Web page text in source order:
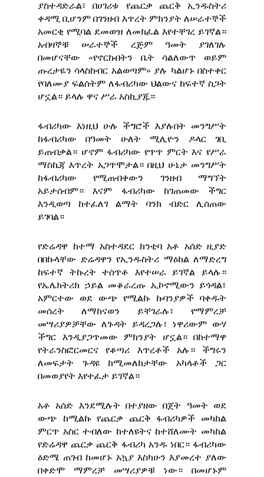
ያስተዳድራል፣ በሀገሪቱ የጨርቃ ጨርቅ ኢንዱስትሪ
ቀዳሚ ቢሆንም በገንዘብ እጥረት ምክንያት ለሠራተኞች
አመርቂ የሚባል ደመወዝ ለመክፈል እየተቸገረ ይገኛል።
አብዛኞቹ ሠራተኞች ረጅም ዓመት ያገለገሉ
በመሆናቸው «የኖርኩበትን ቤት ሳልለውጥ ወይም
ጡረታዬን ሳላስከብር አልወጣም» ያሉ ካልሆኑ በስተቀር
የባለሙያ ፍልሰትም ለፋብሪካው ህልውና ከፍተኛ ስጋት
ሆኗል። ይላሉ ዋና ሥራ አስኪያጁ።
ፋብሪካው እነዚህ ሁሉ ችግሮች እያሉበት መንግሥት
ከፋብሪካው በዓመት ሁለት ሚሊዮን ዶላር ገቢ
ይጠብቃል። ሆኖም ፋብሪካው የጥጥ ምርት እና የሥራ
ማስኬጃ እጥረት አጋጥሞታል። በዚህ ሁኔታ መንግሥት
ከፋብሪካው የሚጠብቀውን ገንዘብ ማግኘት
አይታሰብም። እናም ፋብሪካው ከገጠመው ችግር
እንዲወጣ ከተፈለገ ልማት ባንክ ብድር ሊሰጠው
ይገባል።
የድሬዳዋ ከተማ አስተዳደር ከንቲባ አቶ አሰድ ዚያድ
በበኩላቸው ድሬዳዋን የኢንዱስትሪ ማዕከል ለማድረግ
ከፍተኛ ትኩረት ተሰጥቶ እየተሠራ ይገኛል ይላሉ።
የኤሌክትሪክ ኃይል መቆራረጡ ኢኮኖሚውን ይጎዳል፣
አምርተው ወደ ውጭ የሚልኩ ኩባንያዎች ባቀዱት
መሰረት ለማከናወን ይቸገራሉ፣ የማምረቻ
መሣሪያዎቻቸው ለጉዳት ይዳረጋሉ፣ ነዋሪውም ውሃ
ችግር እንዲያጋጥመው ምክንያት ሆኗል። በከተማዋ
የትራንስፎርመርና የቆጣሪ እጥረቶች አሉ። ችግሩን
ለመፍታት ጉዳዩ ከሚመለከታቸው አካላቶች ጋር
በመወያየት እየተፈታ ይገኛል።
አቶ አሰድ እንደሚሉት በተያዘው በጀት ዓመት ወደ
ውጭ ከሚልኩ የጨርቃ ጨርቅ ፋብሪካዎች መካከል
ምርጥ አስር ተብለው ከተለዩትና ከተሸለሙት መካከል
የድሬዳዋ ጨርቃ ጨርቅ ፋብሪካ አንዱ ነበር። ፋብሪካው
ዕድሜ ጠገብ ከመሆኑ አኳያ እስካሁን እያመረተ ያለው
በቀድሞ ማምረቻ መሣሪያዎቹ ነው። በመሆኑም